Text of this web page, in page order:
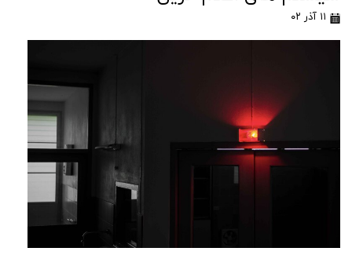
۱۱ آذر ۰۲